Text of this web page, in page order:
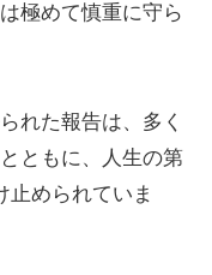
極めて慎重に守ら
れた報告は、多く
ともに、人生の第
止められていま